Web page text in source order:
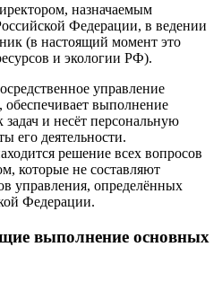
назначаемым
Федерации, в ведении
(в настоящий момент это
и экологии РФ).
управление
обеспечивает выполнение
задач и несёт персональную
его деятельности.
решение всех вопросов
которые не составляют
управления, определённых
Федерации.
выполнение основных